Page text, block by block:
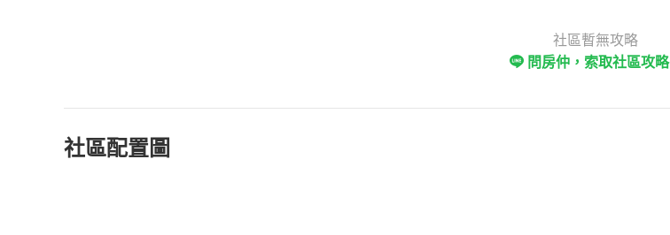
社區暫無攻略
問房仲，索取社區攻略
社區配置圖